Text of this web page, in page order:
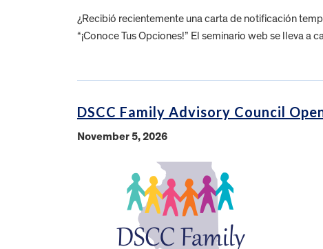
¿Recibió recientemente una carta de notificación
“¡Conoce Tus Opciones!” El seminario web se lleva a
DSCC Family Advisory Council
November 5, 2026